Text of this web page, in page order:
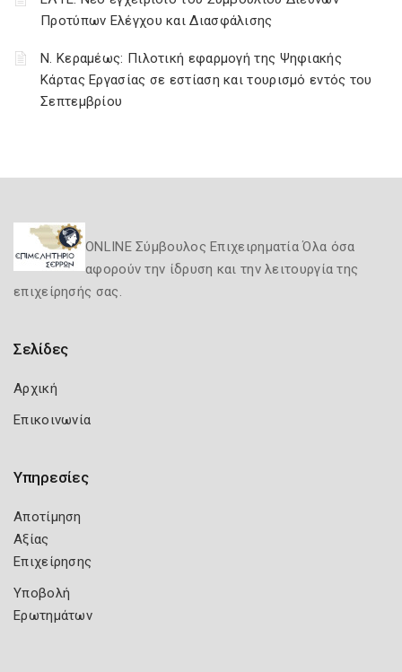
Προτύπων Ελέγχου και Διασφάλισης
Ν. Κεραμέως: Πιλοτική εφαρμογή της Ψηφιακής
Κάρτας Εργασίας σε εστίαση και τουρισμό εντός του
Σεπτεμβρίου
ONLINE Σύμβουλος Επιχειρηματία Όλα όσα
αφορούν την ίδρυση και την λειτουργία της
επιχείρησής σας.
Σελίδες
Αρχική
Επικοινωνία
Υπηρεσίες
Αποτίμηση
Αξίας
Επιχείρησης
Υποβολή
Ερωτημάτων